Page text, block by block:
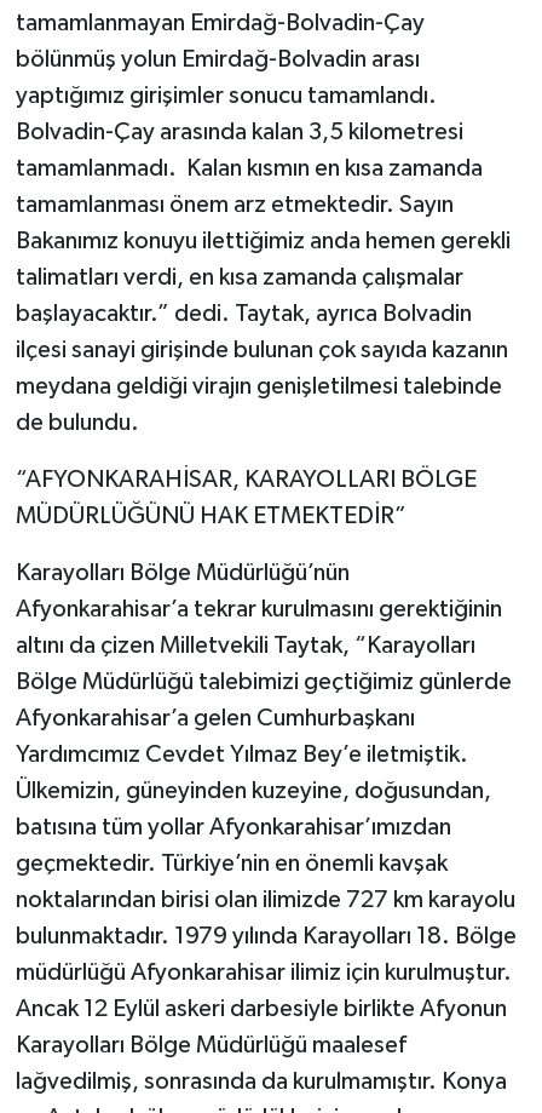
tamamlanmayan Emirdağ-Bolvadin-Çay
bölünmüş yolun Emirdağ-Bolvadin arası
yaptığımız girişimler sonucu tamamlandı.
Bolvadin-Çay arasında kalan 3,5 kilometresi
tamamlanmadı. Kalan kısmın en kısa zamanda
tamamlanması önem arz etmektedir. Sayın
Bakanımız konuyu ilettiğimiz anda hemen gerekli
talimatları verdi, en kısa zamanda çalışmalar
başlayacaktır.” dedi. Taytak, ayrıca Bolvadin
ilçesi sanayi girişinde bulunan çok sayıda kazanın
meydana geldiği virajın genişletilmesi talebinde
de bulundu.
“AFYONKARAHİSAR, KARAYOLLARI BÖLGE
MÜDÜRLÜĞÜNÜ HAK ETMEKTEDİR”
Karayolları Bölge Müdürlüğü’nün
Afyonkarahisar’a tekrar kurulmasını gerektiğinin
altını da çizen Milletvekili Taytak, “Karayolları
Bölge Müdürlüğü talebimizi geçtiğimiz günlerde
Afyonkarahisar’a gelen Cumhurbaşkanı
Yardımcımız Cevdet Yılmaz Bey’e iletmiştik.
Ülkemizin, güneyinden kuzeyine, doğusundan,
batısına tüm yollar Afyonkarahisar’ımızdan
geçmektedir. Türkiye’nin en önemli kavşak
noktalarından birisi olan ilimizde 727 km karayolu
bulunmaktadır. 1979 yılında Karayolları 18. Bölge
müdürlüğü Afyonkarahisar ilimiz için kurulmuştur.
Ancak 12 Eylül askeri darbesiyle birlikte Afyonun
Karayolları Bölge Müdürlüğü maalesef
lağvedilmiş, sonrasında da kurulmamıştır. Konya